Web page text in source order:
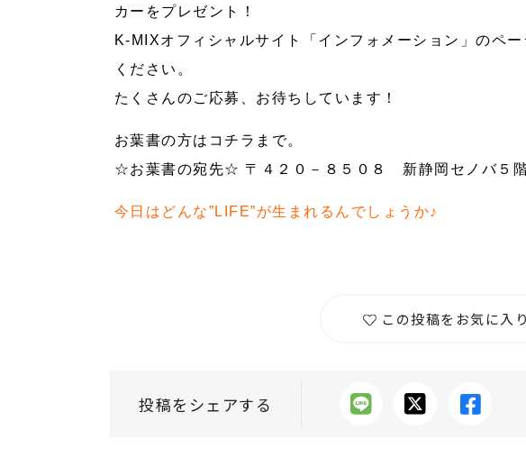
カーをプレゼント！
K-MIXオフィシャルサイト「インフォメーション」のペー
ください。
たくさんのご応募、お待ちしています！
お葉書の方はコチラまで。
☆お葉書の宛先☆ 〒４２０－８５０８ 新静岡セノバ５
今日はどんな”LIFE”が生まれるんでしょうか♪
この投稿をお気に入
投稿をシェアする